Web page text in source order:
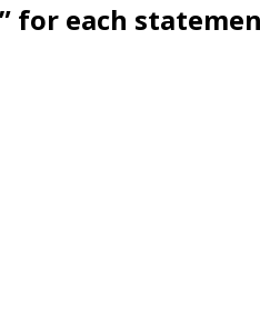
for each